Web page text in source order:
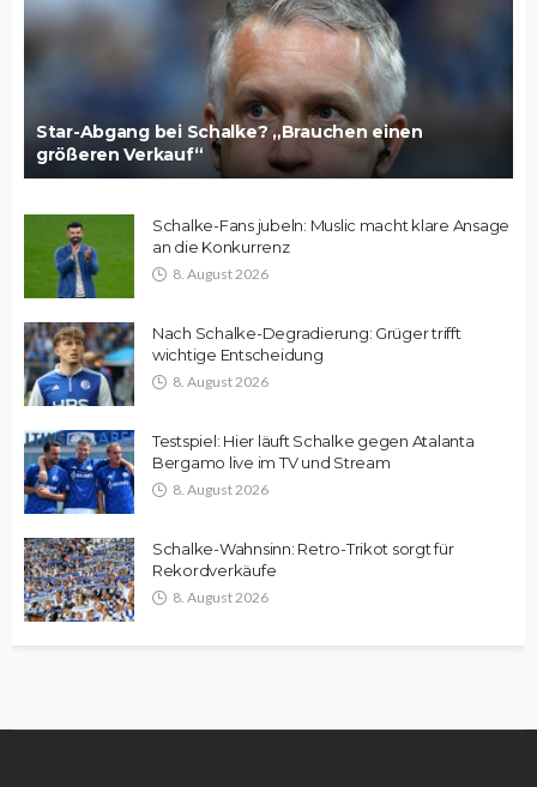
Star-Abgang bei Schalke? „Brauchen einen
größeren Verkauf“
Schalke-Fans jubeln: Muslic macht klare Ansage
an die Konkurrenz
8. August 2026
Nach Schalke-Degradierung: Grüger trifft
wichtige Entscheidung
8. August 2026
Testspiel: Hier läuft Schalke gegen Atalanta
Bergamo live im TV und Stream
8. August 2026
Schalke-Wahnsinn: Retro-Trikot sorgt für
Rekordverkäufe
8. August 2026